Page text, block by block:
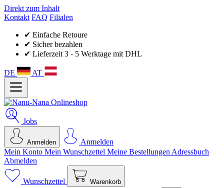
Direkt zum Inhalt
Kontakt FAQ Filialen
✔ Einfache Retoure
✔ Sicher bezahlen
✔ Lieferzeit 3 - 5 Werktage mit DHL
DE AT
Jobs
Anmelden
Anmelden
Mein Konto Mein Wunsch­zettel Meine Bestellungen Adressbuch
Abmelden
Wunschzettel Warenkorb